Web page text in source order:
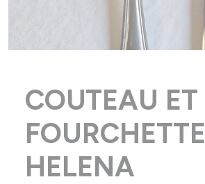
COUTEAU ET
FOURCHETTE
HELENA